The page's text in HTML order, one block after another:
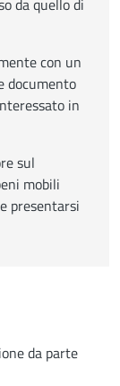
da quello di
con un
documento
in
sul
mobili
presentarsi
da parte